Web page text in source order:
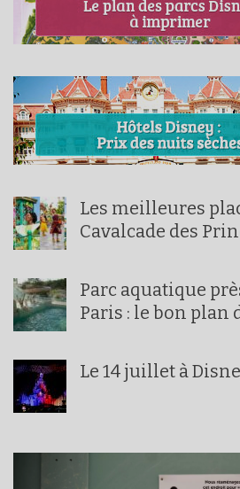
Les meilleures
Cavalcade des
Parc aquatique
Paris : le bon plan
Le 14 juillet à